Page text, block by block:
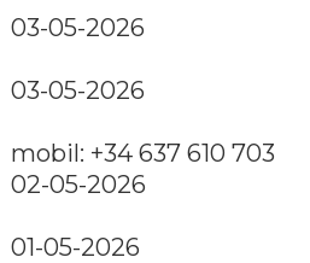
03-05-2026
03-05-2026
mobil: +34 637 610 703
02-05-2026
01-05-2026